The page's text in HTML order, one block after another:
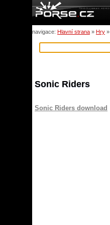
navigace: Hlavní strana » Hry »
Sonic Riders
Sonic Riders download